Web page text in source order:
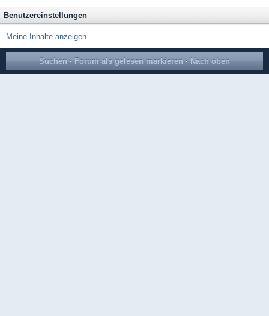
Benutzereinstellungen
Meine Inhalte anzeigen
Suchen · Forum als gelesen markieren · Nach oben